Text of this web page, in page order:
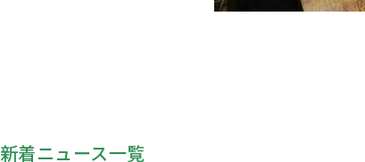
新着ニュース一覧